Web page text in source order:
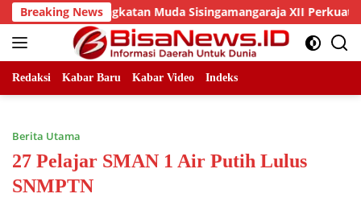
Skip
to
content
Breaking News
DPC Angkatan Muda Sisingamangaraja XII Perkuat Sinergitas
Redaksi Kabar Baru Kabar Video Indeks
Berita Utama
27 Pelajar SMAN 1 Air Putih Lulus
SNMPTN